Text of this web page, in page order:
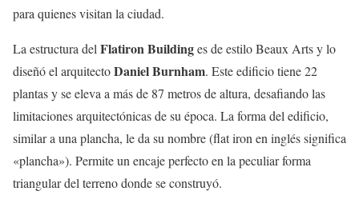
para quienes visitan la ciudad.
La estructura del Flatiron Buildinges de estilo Beaux Arts y lo
diseñó el arquitectoDaniel Burnham. Este edificio tiene 22
plantas y se eleva a más de 87 metros de altura, desafiando las
limitaciones arquitectónicas de su época. La forma del edificio,
similar a una plancha, le da su nombre (flat iron en inglés significa
«plancha»). Permite un encaje perfecto en la peculiar forma
triangular del terreno donde se construyó.